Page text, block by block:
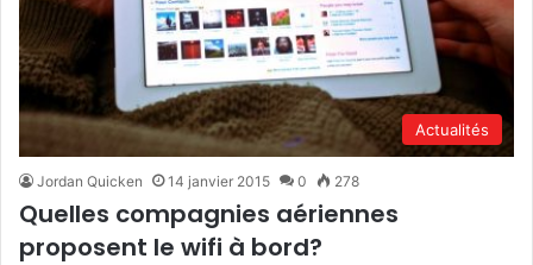
Actualités
Jordan Quicken 14 janvier 2015 0 278
Quelles compagnies aériennes
proposent le wifi à bord?